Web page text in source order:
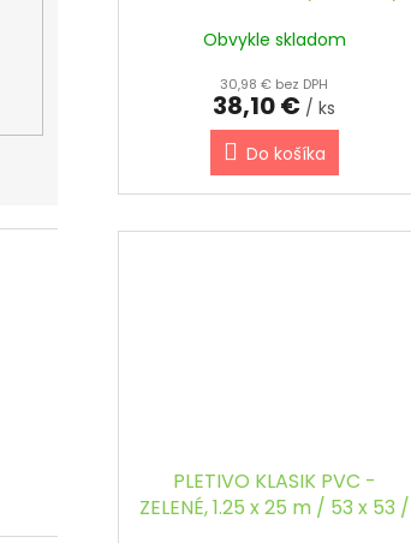
Obvykle skladom
30,98 € bez DPH
38,10 € / ks
Do košíka
PLETIVO KLASIK PVC -
ZELENÉ, 1.25 x 25 m / 53 x 53 /